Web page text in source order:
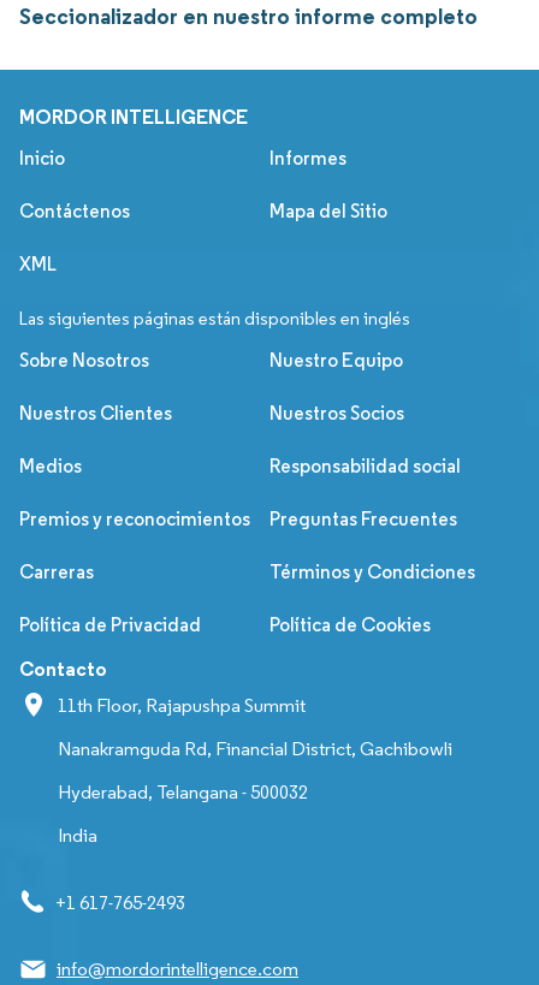
Seccionalizador en nuestro informe completo
MORDOR INTELLIGENCE
Inicio Informes
Contáctenos Mapa del Sitio
XML
Las siguientes páginas están disponibles en inglés
Sobre Nosotros Nuestro Equipo
Nuestros Clientes Nuestros Socios
Medios Responsabilidad social
Premios y reconocimientos Preguntas Frecuentes
Carreras Términos y Condiciones
Política de Privacidad Política de Cookies
Contacto
11th Floor, Rajapushpa Summit
Nanakramguda Rd, Financial District, Gachibowli
Hyderabad, Telangana - 500032
India
+1 617-765-2493
info@mordorintelligence.com